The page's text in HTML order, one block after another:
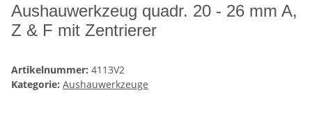
Aushauwerkzeug quadr. 20 - 26 mm A,
Z & F mit Zentrierer
Artikelnummer: 4113V2
Kategorie: Aushauwerkzeuge